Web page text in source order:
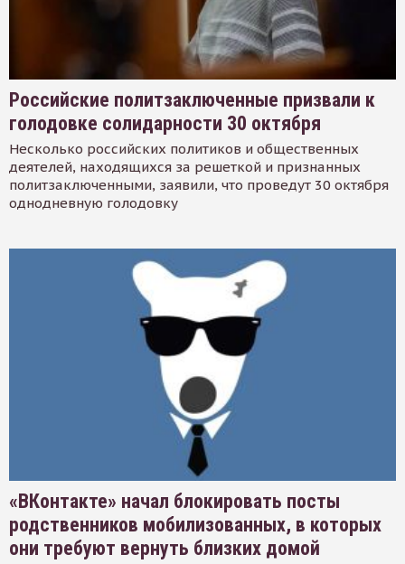
Российские политзаключенные призвали к
голодовке солидарности 30 октября
Несколько российских политиков и общественных
деятелей, находящихся за решеткой и признанных
политзаключенными, заявили, что проведут 30 октября
однодневную голодовку
«ВКонтакте» начал блокировать посты
родственников мобилизованных, в которых
они требуют вернуть близких домой